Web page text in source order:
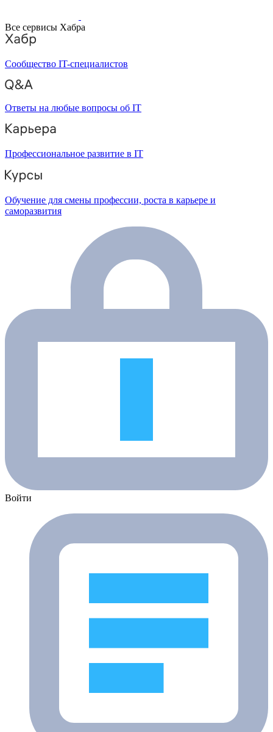
Все сервисы Хабра
Сообщество IT-специалистов
Ответы на любые вопросы об IT
Профессиональное развитие в IT
Обучение для смены профессии, роста в карьере и
саморазвития
Войти